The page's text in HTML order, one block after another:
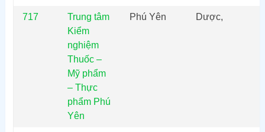
717
Trung tâm
Kiểm
nghiệm
Thuốc –
Mỹ phẩm
– Thực
phẩm Phú
Yên
Phú Yên Dược,